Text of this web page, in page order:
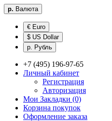
р. Валюта
€ Euro
$ US Dollar
р. Рубль
+7 (495) 196-97-65
Личный кабинет
Регистрация
Авторизация
Мои Закладки (0)
Корзина покупок
Оформление заказа